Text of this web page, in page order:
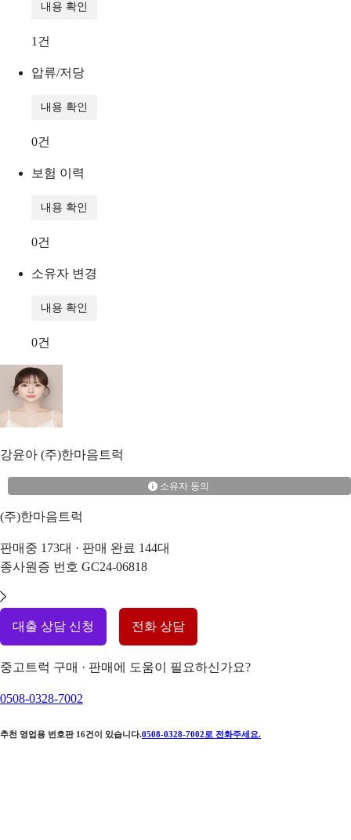
내용 확인
1 건
압류/저당
내용 확인
0건
보험 이력
내용 확인
0건
소유자 변경
내용 확인
0건
강윤아 (주)한마음트럭
소유자 동의
(주)한마음트럭
판매중 173대 · 판매 완료 144대
종사원증 번호 GC24-06818
대출 상담 신청 전화 상담
중고트럭 구매 · 판매에 도움이 필요하신가요?
0508-0328-7002
추천 영업용 번호판 16건이 있습니다.0508-0328-7002 로 전화주세요.